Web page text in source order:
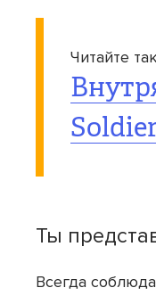
Читайте
Ты
Всегда